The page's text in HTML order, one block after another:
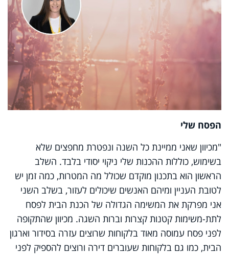
הפסח שלי
"מכיוון שאני ממיינת כל השנה ונפטרת מחפצים שלא
בשימוש, כוללות ההכנות שלי ניקוי יסודי בלבד. השלב
הראשון הוא בתכנון מוקדם שכולל מה המטרות, כמה זמן יש
לטובת העניין ומיהם האנשים שיכולים לעזור, בשלב השני
אני מפרקת את המשימה הגדולה של הכנת הבית לפסח
לתת-משימות קטנות קצרות וברות השגה. מכיוון שהתקופה
לפני פסח עמוסה מאוד בלקוחות שרוצים עזרה בסידור וארגון
הבית, כמו גם בלקוחות שעוברים דירה ורוצים להספיק לפני